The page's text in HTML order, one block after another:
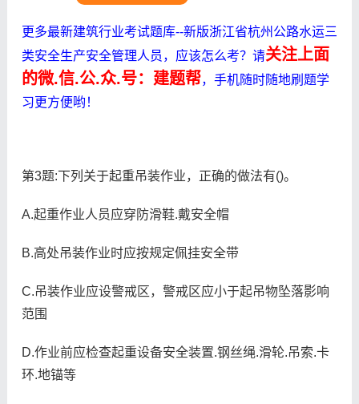
更多最新建筑行业考试题库--新版浙江省杭州公路水运三
类安全生产安全管理人员，应该怎么考？请关注上面
的微.信.公.众.号：建题帮，手机随时随地刷题学
习更方便哟！
第3题:下列关于起重吊装作业，正确的做法有()。
A.起重作业人员应穿防滑鞋.戴安全帽
B.高处吊装作业时应按规定佩挂安全带
C.吊装作业应设警戒区，警戒区应小于起吊物坠落影响
范围
D.作业前应检查起重设备安全装置.钢丝绳.滑轮.吊索.卡
环.地锚等